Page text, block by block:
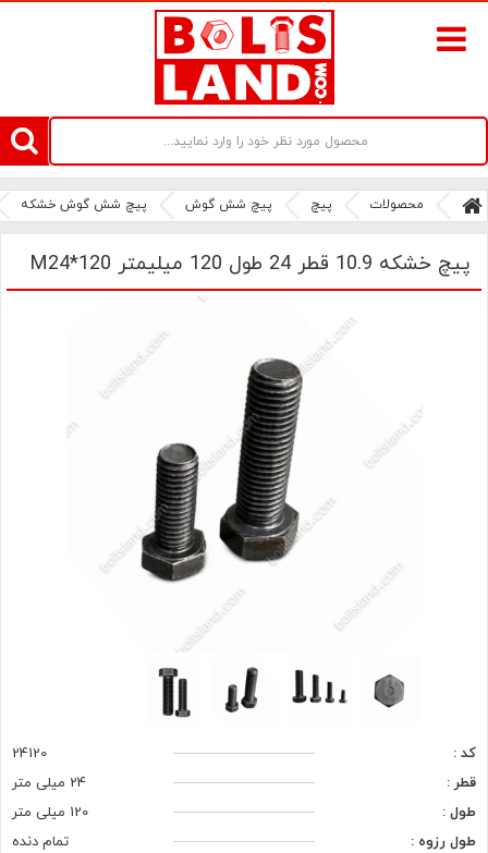
سامانه آنلاین فروش پیچ و مهره های صنعتی بولتز لند | سرزمین پیچ
محصولات پیچ پیچ شش گوش پیچ شش گوش خشکه
پیچ خشکه 10.9 قطر 24 طول 120 میلیمتر M24*120
کد :
24120
قطر :
24 میلی متر
طول :
120 میلی متر
طول رزوه :
تمام دنده